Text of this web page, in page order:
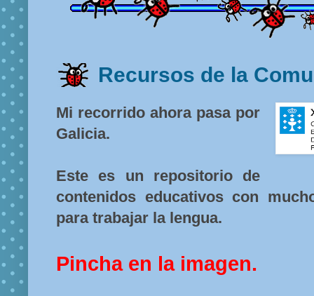
Recursos de la
Mi recorrido ahora pasa por
Galicia.
Este es un repositorio de
contenidos educativos con
para trabajar la lengua.
Pincha en la imagen.